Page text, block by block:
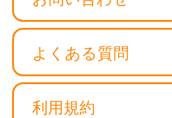
よくある質問
利用規約